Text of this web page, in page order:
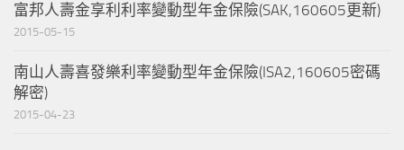
富邦人壽金享利利率變動型年金保險(SAK,160605更新)
2015-05-15
南山人壽喜發樂利率變動型年金保險(ISA2,160605密碼
解密)
2015-04-23